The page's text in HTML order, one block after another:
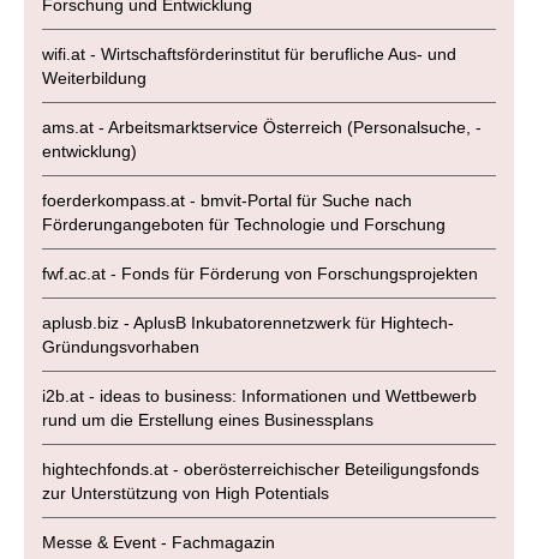
Forschung und Entwicklung
wifi.at - Wirtschaftsförderinstitut für berufliche Aus- und
Weiterbildung
ams.at - Arbeitsmarktservice Österreich (Personalsuche, -
entwicklung)
foerderkompass.at - bmvit-Portal für Suche nach
Förderungangeboten für Technologie und Forschung
fwf.ac.at - Fonds für Förderung von Forschungsprojekten
aplusb.biz - AplusB Inkubatorennetzwerk für Hightech-
Gründungsvorhaben
i2b.at - ideas to business: Informationen und Wettbewerb
rund um die Erstellung eines Businessplans
hightechfonds.at - oberösterreichischer Beteiligungsfonds
zur Unterstützung von High Potentials
Messe & Event - Fachmagazin